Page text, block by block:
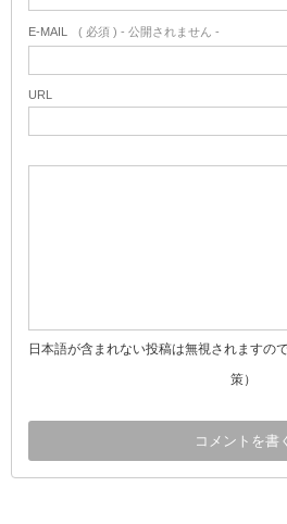
E-MAIL ( 必須 ) - 公開されません -
URL
日本語が含まれない投稿は無視されますの
策）